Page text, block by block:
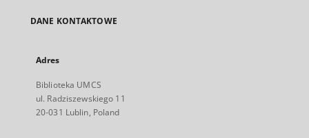
DANE KONTAKTOWE
Adres
Biblioteka UMCS
ul. Radziszewskiego 11
20-031 Lublin, Poland